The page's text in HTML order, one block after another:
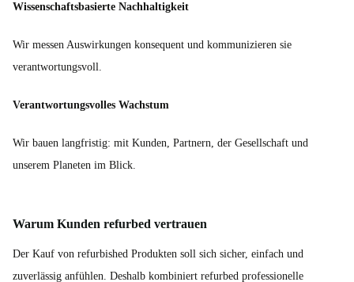
Wissenschaftsbasierte Nachhaltigkeit
Wir messen Auswirkungen konsequent und kommunizieren sie
verantwortungsvoll.
Verantwortungsvolles Wachstum
Wir bauen langfristig: mit Kunden, Partnern, der Gesellschaft und
unserem Planeten im Blick.
Warum Kunden refurbed vertrauen
Der Kauf von refurbished Produkten soll sich sicher, einfach und
zuverlässig anfühlen. Deshalb kombiniert refurbed professionelle